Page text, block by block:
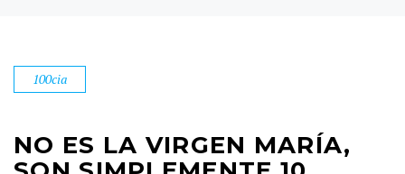
100cia
NO ES LA VIRGEN MARÍA,